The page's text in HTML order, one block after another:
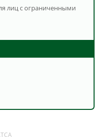
лиц с ограниченными